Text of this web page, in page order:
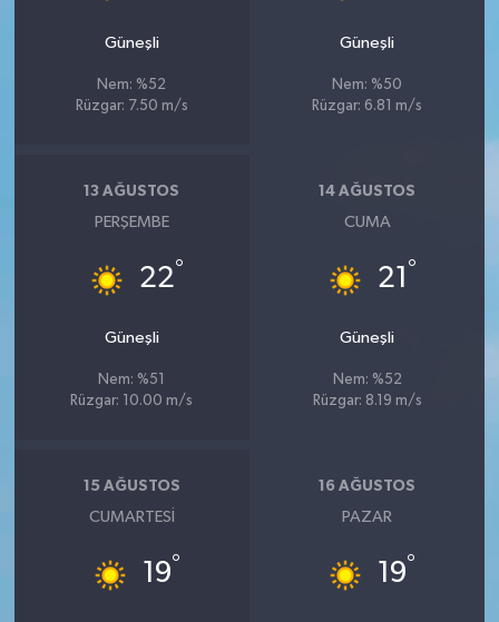
Güneşli
Nem: %52
Rüzgar: 7.50 m/s
Güneşli
Nem: %50
Rüzgar: 6.81 m/s
13 AĞUSTOS
PERŞEMBE
22°
Güneşli
Nem: %51
Rüzgar: 10.00 m/s
14 AĞUSTOS
CUMA
21 °
Güneşli
Nem: %52
Rüzgar: 8.19 m/s
15 AĞUSTOS
CUMARTESI
19°
16 AĞUSTOS
PAZAR
19°